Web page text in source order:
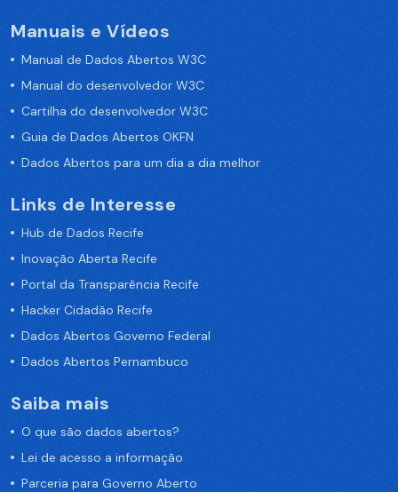
Manuais e Vídeos
Manual de Dados Abertos W3C
Manual do desenvolvedor W3C
Cartilha do desenvolvedor W3C
Guia de Dados Abertos OKFN
Dados Abertos para um dia a dia melhor
Links de Interesse
Hub de Dados Recife
Inovação Aberta Recife
Portal da Transparência Recife
Hacker Cidadão Recife
Dados Abertos Governo Federal
Dados Abertos Pernambuco
Saiba mais
O que são dados abertos?
Lei de acesso a informação
Parceria para Governo Aberto